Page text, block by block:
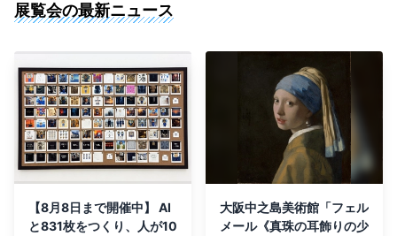
展覧会の最新ニュース
【8月8日まで開催中】 AI
と831枚をつくり、人が10
大阪中之島美術館「フェル
メール《真珠の耳飾りの少